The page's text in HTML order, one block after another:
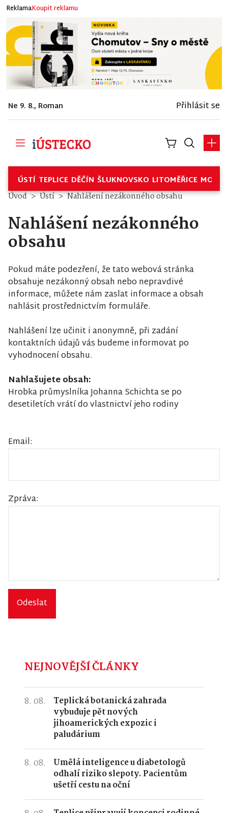
ReklamaKoupit reklamu
Ne 9. 8., Roman Přihlásit se
ÚSTÍ TEPLICE DĚČÍN ŠLUKNOVSKO LITOMĚŘICE
Úvod Ústí Nahlášení nezákonného obsahu
Nahlášení nezákonného
obsahu
Pokud máte podezření, že tato webová stránka
obsahuje nezákonný obsah nebo nepravdivé
informace, můžete nám zaslat informace a obsah
nahlásit prostřednictvím formuláře.
Nahlášení lze učinit i anonymně, při zadání
kontaktních údajů vás budeme informovat po
vyhodnocení obsahu.
Nahlašujete obsah:
Hrobka průmyslníka Johanna Schichta se po
desetiletích vrátí do vlastnictví jeho rodiny
Email:
Zpráva:
Odeslat
NEJNOVĚJŠÍ ČLÁNKY
8. 08.
Teplická botanická zahrada
vybuduje pět nových
jihoamerických expozic i
paludárium
8. 08.
Umělá inteligence u diabetologů
odhalí riziko slepoty. Pacientům
ušetří cestu na oční